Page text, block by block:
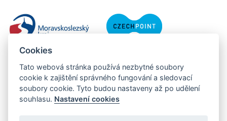
Copyright © 2013 - 2026 Městský úřad Orlová
Cookies
Tato webová stránka používá nezbytné soubory
cookie k zajištění správného fungování a sledovací
soubory cookie. Tyto budou nastaveny až po udělení
souhlasu. Nastavení cookies